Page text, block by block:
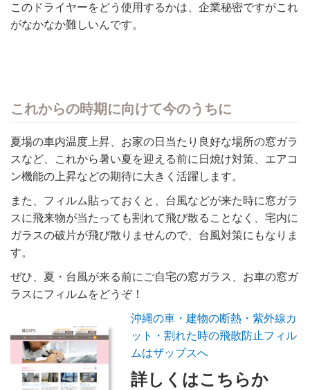
このドライヤーをどう使用するかは、企業秘密ですがこれ
がなかなか難しいんです。
これからの時期に向けて今のうちに
夏場の車内温度上昇、お家の日当たり良好な場所の窓ガラ
スなど、これから暑い夏を迎える前に日焼け対策、エアコ
ン機能の上昇などの期待に大きく活躍します。
また、フィルム貼っておくと、台風などが来た時に窓ガラ
スに飛来物が当たっても割れて飛び散ることなく、宅内に
ガラスの破片が飛び散りませんので、台風対策にもなりま
す。
ぜひ、夏・台風が来る前にご自宅の窓ガラス、お車の窓ガ
ラスにフィルムをどうぞ！
沖縄の車・建物の断熱・紫外線カ
ット・割れた時の飛散防止フィル
ムはザップスへ
詳しくはこちらか